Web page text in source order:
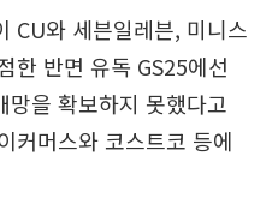
CU와 세븐일레븐, 미니스
한 반면 유독 GS25에선
망을 확보하지 못했다고
커머스와 코스트코 등에